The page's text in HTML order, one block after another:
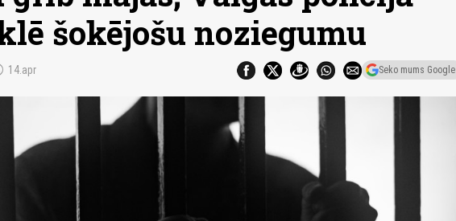
šokējošu noziegumu
14.apr Seko mums Google